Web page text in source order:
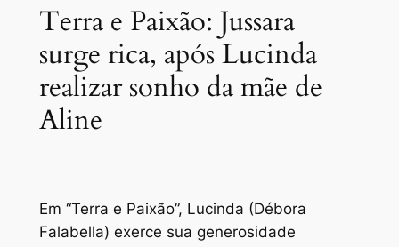
Terra e Paixão: Jussara
surge rica, após Lucinda
realizar sonho da mãe de
Aline
Em “Terra e Paixão”, Lucinda (Débora
Falabella) exerce sua generosidade